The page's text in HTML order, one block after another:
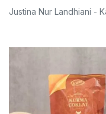
Justina Nur Landhiani -